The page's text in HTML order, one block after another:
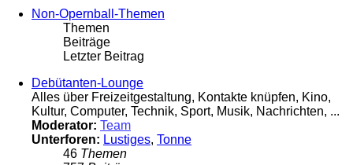
Non-Opernball-Themen
Themen
Beiträge
Letzter Beitrag
Debütanten-Lounge
Alles über Freizeitgestaltung, Kontakte knüpfen, Kino,
Kultur, Computer, Technik, Sport, Musik, Nachrichten, ...
Moderator: Team
Unterforen: Lustiges, Tonne
46 Themen